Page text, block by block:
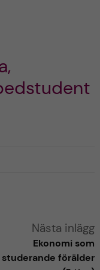
Nästa inlägg
Ekonomi som
studerande förälder